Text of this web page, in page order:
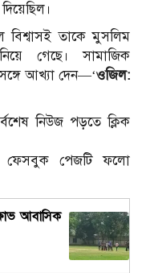
বিশ্বাসই তাকে মুসলিম
গেছে। সামাজিক
আখ্যা দেন—‘ওজিল:
নিউজ পড়তে ক্লিক
ফেসবুক পেজটি ফলো
আবাসিক